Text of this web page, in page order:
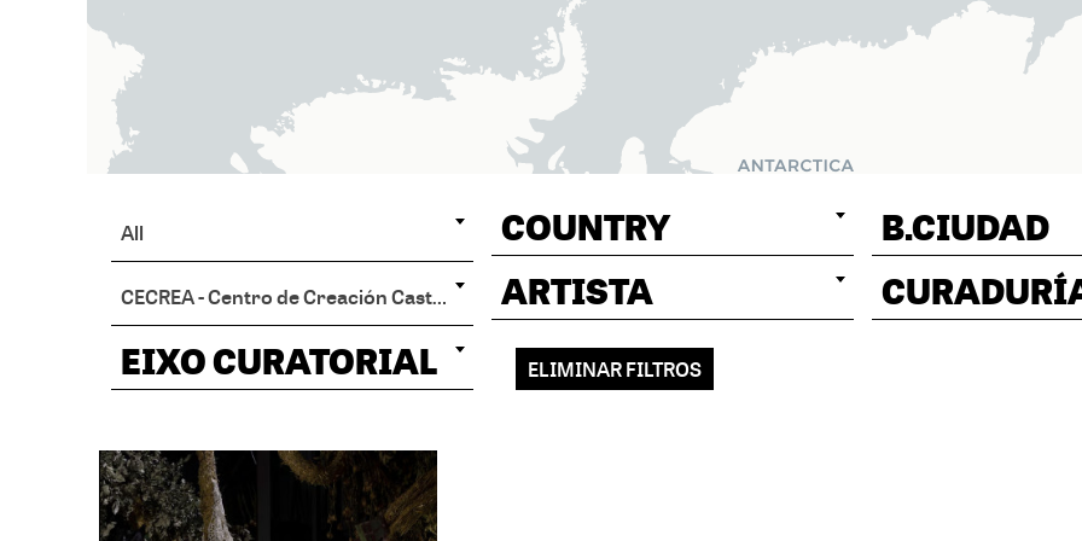
All COUNTRY B.CIUDAD
CECREA - Centro de Creación Castro ARTISTA
EIXO CURATORIAL
ELIMINAR FILTROS